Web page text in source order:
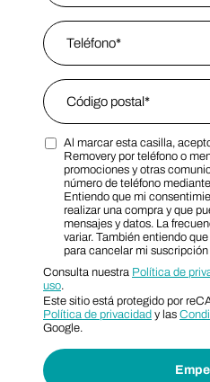
Phone
Zip Code
Zip Code
Marketing SMS Consent
Al marcar esta casilla,
Removery por teléfono o
promociones y otras
número de teléfono
Entiendo que mi
realizar una compra y que
mensajes y datos. La
variar. También entiendo
para cancelar mi
Consulta nuestra Política de
uso.
Este sitio está protegido por
Política de privacidad y las
Google.